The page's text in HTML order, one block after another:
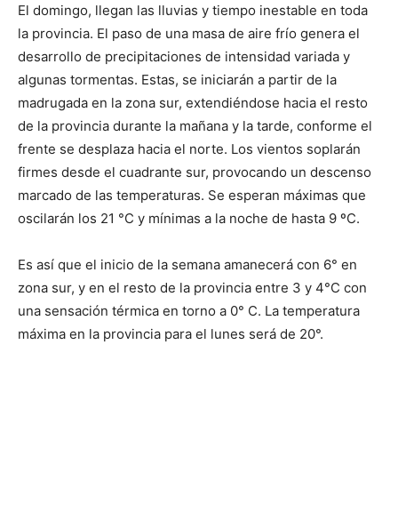
El domingo, llegan las lluvias y tiempo inestable en toda
la provincia. El paso de una masa de aire frío genera el
desarrollo de precipitaciones de intensidad variada y
algunas tormentas. Estas, se iniciarán a partir de la
madrugada en la zona sur, extendiéndose hacia el resto
de la provincia durante la mañana y la tarde, conforme el
frente se desplaza hacia el norte. Los vientos soplarán
firmes desde el cuadrante sur, provocando un descenso
marcado de las temperaturas. Se esperan máximas que
oscilarán los 21 °C y mínimas a la noche de hasta 9 ºC.
Es así que el inicio de la semana amanecerá con 6° en
zona sur, y en el resto de la provincia entre 3 y 4°C con
una sensación térmica en torno a 0° C. La temperatura
máxima en la provincia para el lunes será de 20°.